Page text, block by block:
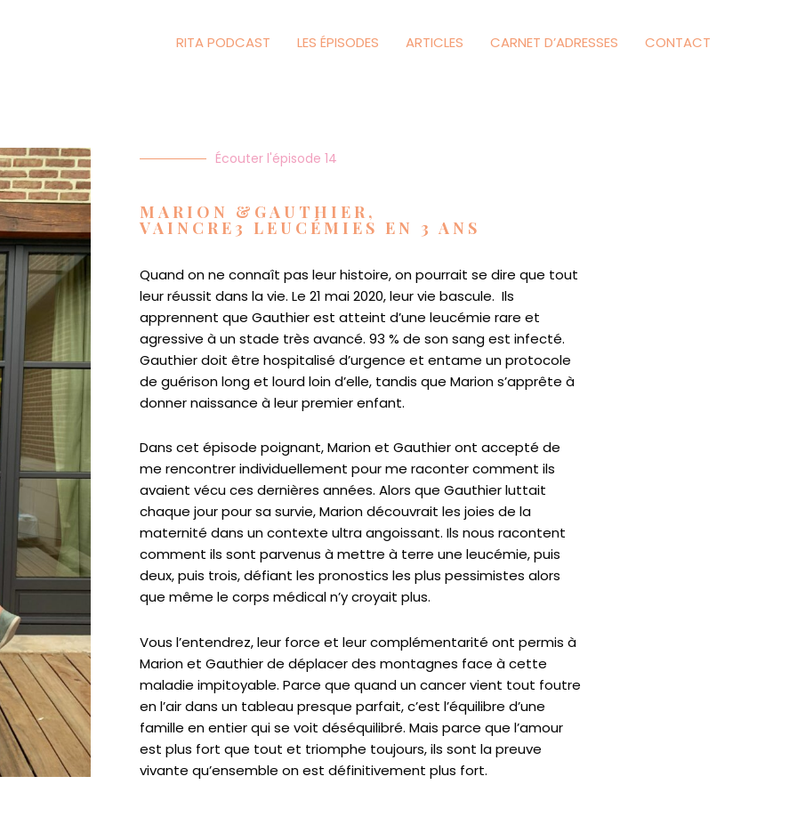
RITA PODCAST LES ÉPISODES ARTICLES CARNET D’ADRESSES CONTACT
Écouter l'épisode 14
MARION &GAUTHIER,
VAINCRE3 LEUCÉMIES EN 3 ANS
Quand on ne connaît pas leur histoire, on pourrait se dire que tout
leur réussit dans la vie. Le 21 mai 2020, leur vie bascule. Ils
apprennent que Gauthier est atteint d’une leucémie rare et
agressive à un stade très avancé. 93 % de son sang est infecté.
Gauthier doit être hospitalisé d’urgence et entame un protocole
de guérison long et lourd loin d’elle, tandis que Marion s’apprête à
donner naissance à leur premier enfant.
Dans cet épisode poignant, Marion et Gauthier ont accepté de
me rencontrer individuellement pour me raconter comment ils
avaient vécu ces dernières années. Alors que Gauthier luttait
chaque jour pour sa survie, Marion découvrait les joies de la
maternité dans un contexte ultra angoissant. Ils nous racontent
comment ils sont parvenus à mettre à terre une leucémie, puis
deux, puis trois, défiant les pronostics les plus pessimistes alors
que même le corps médical n’y croyait plus.
Vous l’entendrez, leur force et leur complémentarité ont permis à
Marion et Gauthier de déplacer des montagnes face à cette
maladie impitoyable. Parce que quand un cancer vient tout foutre
en l’air dans un tableau presque parfait, c’est l’équilibre d’une
famille en entier qui se voit déséquilibré. Mais parce que l’amour
est plus fort que tout et triomphe toujours, ils sont la preuve
vivante qu’ensemble on est définitivement plus fort.